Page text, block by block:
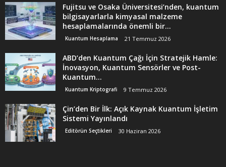
Fujitsu ve Osaka Üniversitesi’nden, kuantum
bilgisayarlarla kimyasal malzeme
hesaplamalarında önemli bir...
Kuantum Hesaplama 21 Temmuz 2026
ABD’den Kuantum Çağı İçin Stratejik Hamle:
İnovasyon, Kuantum Sensörler ve Post-
Kuantum...
Kuantum Kriptografi 9 Temmuz 2026
Çin’den Bir İlk: Açık Kaynak Kuantum İşletim
Sistemi Yayınlandı
Editörün Seçtikleri 30 Haziran 2026